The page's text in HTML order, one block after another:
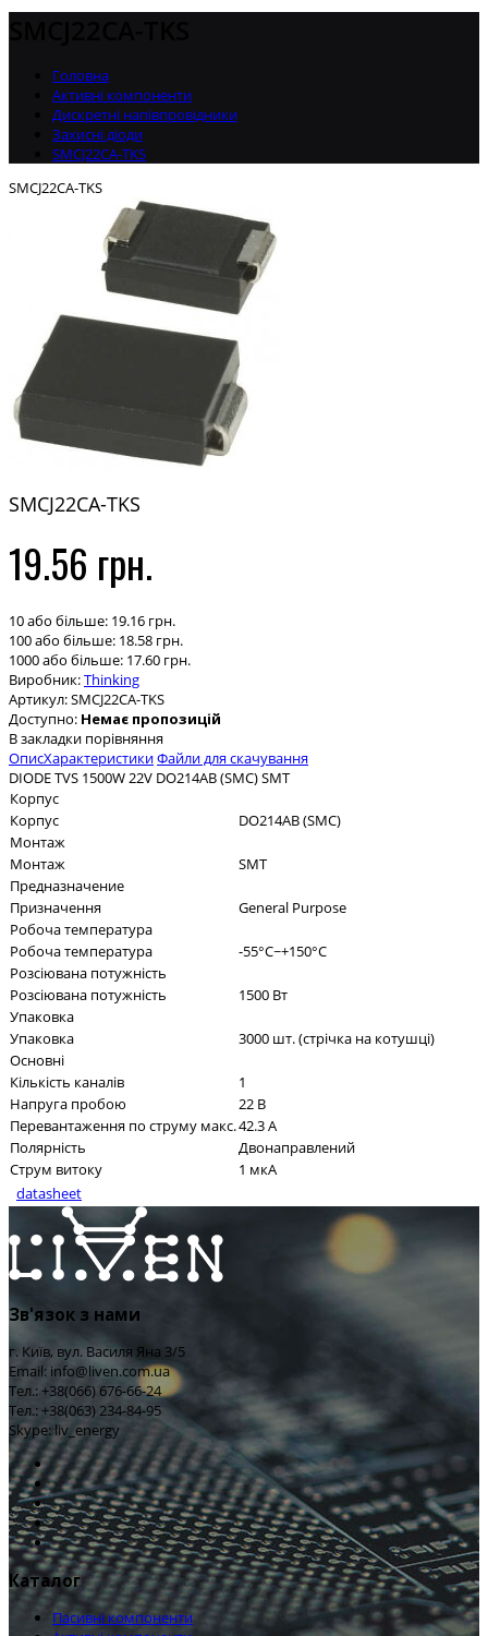
Головна
Активні компоненти
Дискретні напівпровідники
Захисні діоди
SMCJ22CA-TKS
SMCJ22CA-TKS
SMCJ22CA-TKS
19.56 грн.
10 або більше: 19.16 грн.
100 або більше: 18.58 грн.
1000 або більше: 17.60 грн.
Виробник:Thinking
Артикул:SMCJ22CA-TKS
Доступно: Немає пропозицій
В закладки порівняння
ОписХарактеристикиФайли для скачування
DIODE TVS 1500W 22V DO214AB (SMC) SMT
Корпус
Корпус
DO214AB (SMC)
Монтаж
Монтаж
SMT
Предназначение
Призначення
General Purpose
Робоча температура
Робоча температура
-55°C~+150°C
Розсіювана потужність
Розсіювана потужність
1500 Вт
Упаковка
Упаковка
3000 шт. (стрічка на котушці)
Основні
Кількість каналів
1
Напруга пробою
22 В
Перевантаження по струму макс.42.3 А
Полярність
Двонаправлений
Струм витоку
1 мкА
datasheet
Зв'язок з нами
г. Київ, вул. Василя Яна 3/5
Email: info@liven.com.ua
Тел.: +38(066) 676-66-24
Тел.: +38(063) 234-84-95
Skype: liv_energy
Каталог
Пасивні компоненти